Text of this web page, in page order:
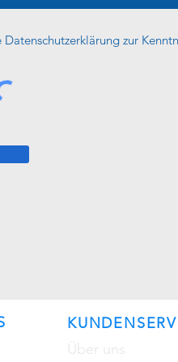
Datenschutzerklärung zur
Über uns